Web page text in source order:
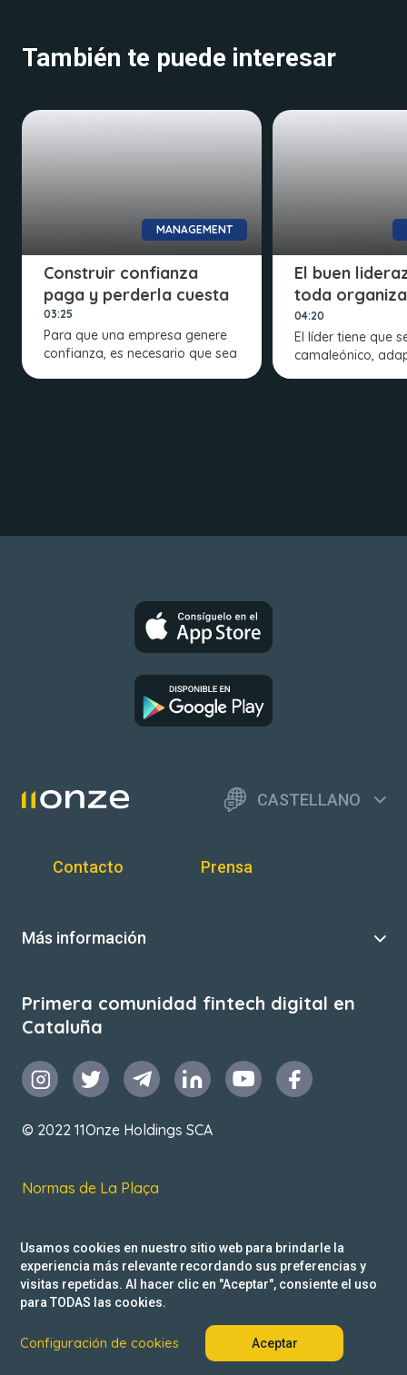
También te puede interesar
MANAGEMENT
Construir confianza
paga y perderla cuesta
03:25
Para que una empresa genere
confianza, es necesario que sea
El buen
toda
merece
04:20
El líder tiene que
camaleónico,
CASTELLANO
Contacto Prensa
Más información
Primera comunidad fintech digital en
Cataluña
© 2022 11Onze Holdings SCA
Normas de La Plaça
Política de privacidad
Reclamacions
Usamos cookies en nuestro sitio web para brindarle la
experiencia más relevante recordando sus preferencias y
visitas repetidas. Al hacer clic en "Aceptar", consiente el uso
para TODAS las cookies.
Configuración de cookies Aceptar